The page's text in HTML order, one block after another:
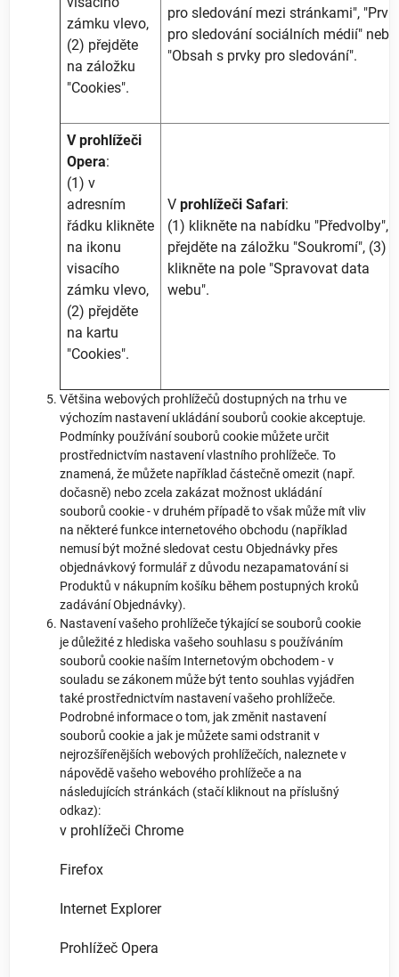
zámku vlevo,
(2) přejděte
na záložku
"Cookies".
pro sledování mezi stránkami",
pro sledování sociálních médií" nebo
"Obsah s prvky pro sledování".
V prohlížeči
Opera:
(1) v
adresním
řádku klikněte
na ikonu
visacího
zámku vlevo,
(2) přejděte
na kartu
"Cookies".
V prohlížeči Safari:
(1) klikněte na nabídku "Předvolby",
přejděte na záložku "Soukromí", (3)
klikněte na pole "Spravovat data
webu".
Většina webových prohlížečů dostupných na trhu ve
výchozím nastavení ukládání souborů cookie akceptuje.
Podmínky používání souborů cookie můžete určit
prostřednictvím nastavení vlastního prohlížeče. To
znamená, že můžete například částečně omezit (např.
dočasně) nebo zcela zakázat možnost ukládání
souborů cookie - v druhém případě to však může mít vliv
na některé funkce internetového obchodu (například
nemusí být možné sledovat cestu Objednávky přes
objednávkový formulář z důvodu nezapamatování si
Produktů v nákupním košíku během postupných kroků
zadávání Objednávky).
Nastavení vašeho prohlížeče týkající se souborů cookie
je důležité z hlediska vašeho souhlasu s používáním
souborů cookie naším Internetovým obchodem - v
souladu se zákonem může být tento souhlas vyjádřen
také prostřednictvím nastavení vašeho prohlížeče.
Podrobné informace o tom, jak změnit nastavení
souborů cookie a jak je můžete sami odstranit v
nejrozšířenějších webových prohlížečích, naleznete v
nápovědě vašeho webového prohlížeče a na
následujících stránkách (stačí kliknout na příslušný
odkaz):
v prohlížeči Chrome
Firefox
Internet Explorer
Prohlížeč Opera